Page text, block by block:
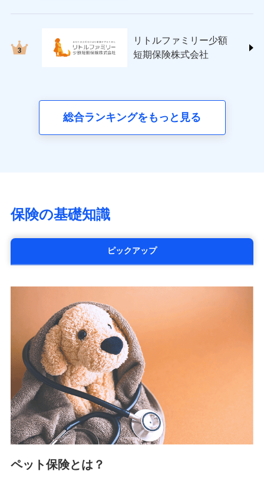
アクサ生命保険株式会社
（https://www.axa.co.jp/）
（https://www.fwdlife.co.jp/）
ソニー生命保険株式会社
（https://www.sonylife.co.jp）
SOMPOひまわり生命保険株式会社
太陽生命保険株式会社（https://www.taiyo-
チューリッヒ生命保険株式会社
（https://www.zurichlife.co.jp/）
東京海上日動あんしん生命保険株式会社
（https://www.nanairolife.co.jp/）
日本生命保険相互会社
（https://www.nissay.co.jp）
はなさく生命保険株式会社
（https://www.life8739.co.jp/）
マニュライフ生命保険株式会社
（https://www.manulife.co.jp/）
三井住友海上あいおい生命保険株式会社
（https://www.msa-life.co.jp/）
メットライフ生命株式会社
(https://www.metlife.co.jp/)
（https://www.medicarelife.com/）
リトルファミリー少額
短期保険株式会社
総合ランキングをもっと見る
保険の基礎知識
ピックアップ
ペット保険とは？